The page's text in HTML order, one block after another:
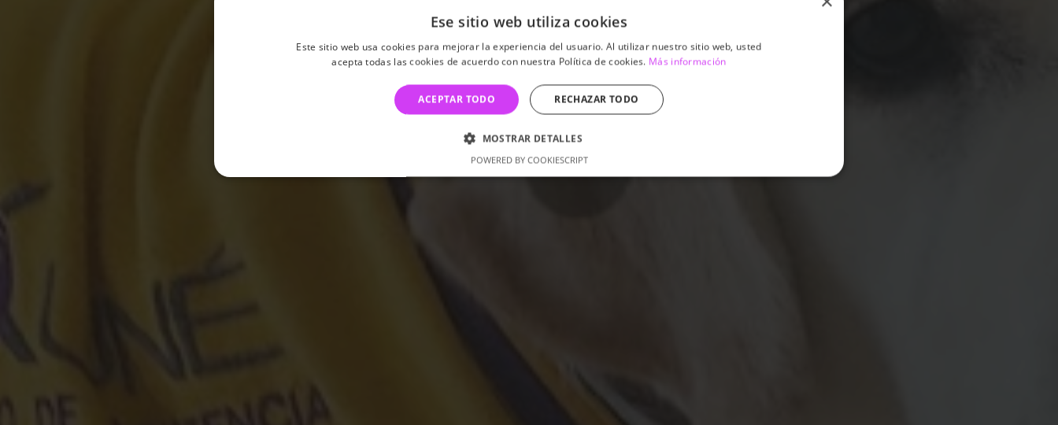
Ese sitio web utiliza cookies
Este sitio web usa cookies para mejorar la experiencia del usuario. Al utilizar nuestro sitio web, usted
acepta todas las cookies de acuerdo con nuestra Política de cookies. Más información
ACEPTAR TODO RECHAZAR TODO
MOSTRAR DETALLES
POWERED BY COOKIESCRIPT